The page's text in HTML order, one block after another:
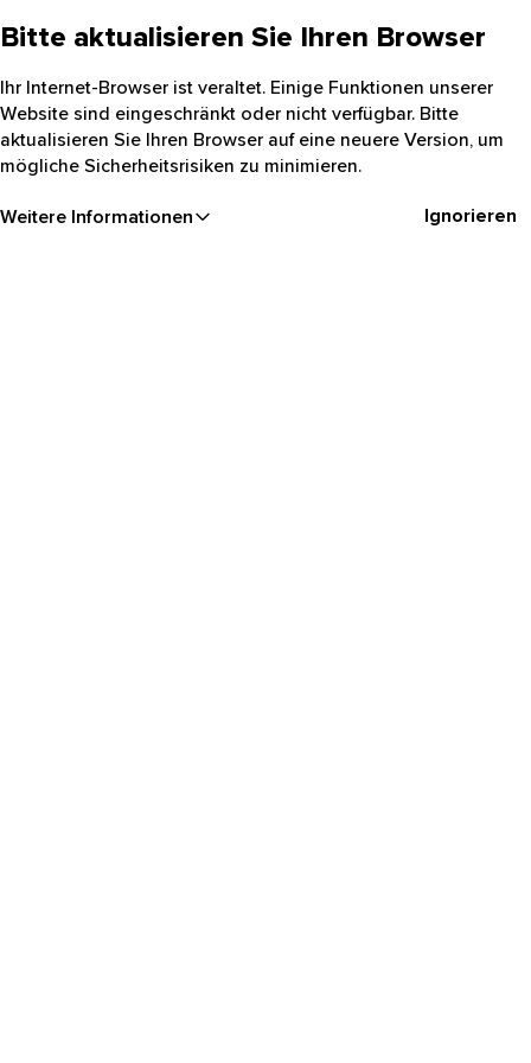
Bitte aktualisieren Sie Ihren Browser
Ihr Internet-Browser ist veraltet. Einige Funktionen unserer
Website sind eingeschränkt oder nicht verfügbar. Bitte
aktualisieren Sie Ihren Browser auf eine neuere Version, um
mögliche Sicherheitsrisiken zu minimieren.
Weitere Informationen Ignorieren